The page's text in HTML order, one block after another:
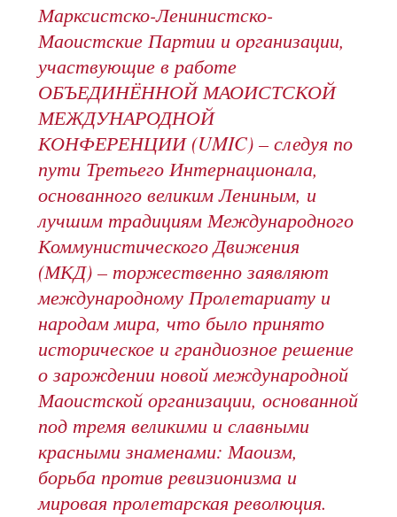
Марксистско-Ленинистско-
Маоистские Партии и организации,
участвующие в работе
ОБЪЕДИНЁННОЙ МАОИСТСКОЙ
МЕЖДУНАРОДНОЙ
КОНФЕРЕНЦИИ (UMIC) – следуя по
пути Третьего Интернационала,
основанного великим Лениным, и
лучшим традициям Международного
Коммунистического Движения
(МКД) – торжественно заявляют
международному Пролетариату и
народам мира, что было принято
историческое и грандиозное решение
о зарождении новой международной
Маоистской организации, основанной
под тремя великими и славными
красными знаменами: Маоизм,
борьба против ревизионизма и
мировая пролетарская революция.